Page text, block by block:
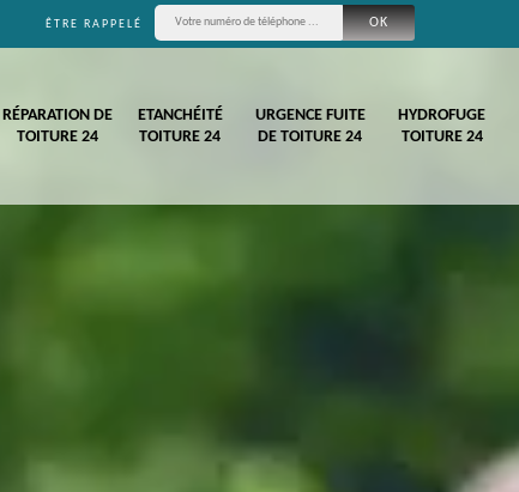
ÊTRE RAPPELÉ
RÉPARATION DE
TOITURE 24
ETANCHÉITÉ
TOITURE 24
URGENCE FUITE
DE TOITURE 24
HYDROFUGE
TOITURE 24